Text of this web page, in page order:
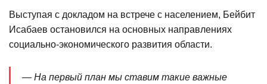
Выступая с докладом на встрече с населением, Бейбит
Исабаев остановился на основных направлениях
социально-экономического развития области.
— На первый план мы ставим такие важные